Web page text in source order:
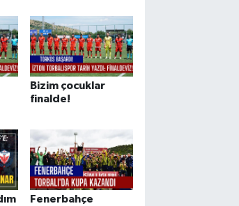
Bizim çocuklar
finalde!
Fenerbahçe